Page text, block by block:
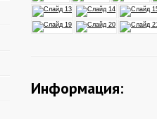
Информация: